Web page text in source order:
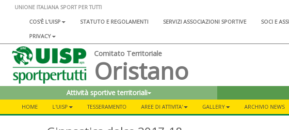
UNIONE ITALIANA SPORT PER TUTTI
COS'È L'UISP
STATUTO E REGOLAMENTI SERVIZI ASSOCIAZIONI SPORTIVE SOCI E
PRIVACY
Comitato Territoriale
Oristano
Attività sportive territoriali
HOME L'UISP TESSERAMENTO AREE DI ATTIVITA' GALLERY ARCHIVIO NEWS